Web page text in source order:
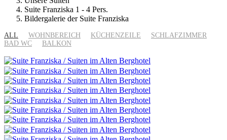
Suite Franziska 1 - 4 Pers.
Bildergalerie der Suite Franziska
ALL WOHNBEREICH KÜCHENZEILE
SCHLAFZIMMER
BAD WC
BALKON